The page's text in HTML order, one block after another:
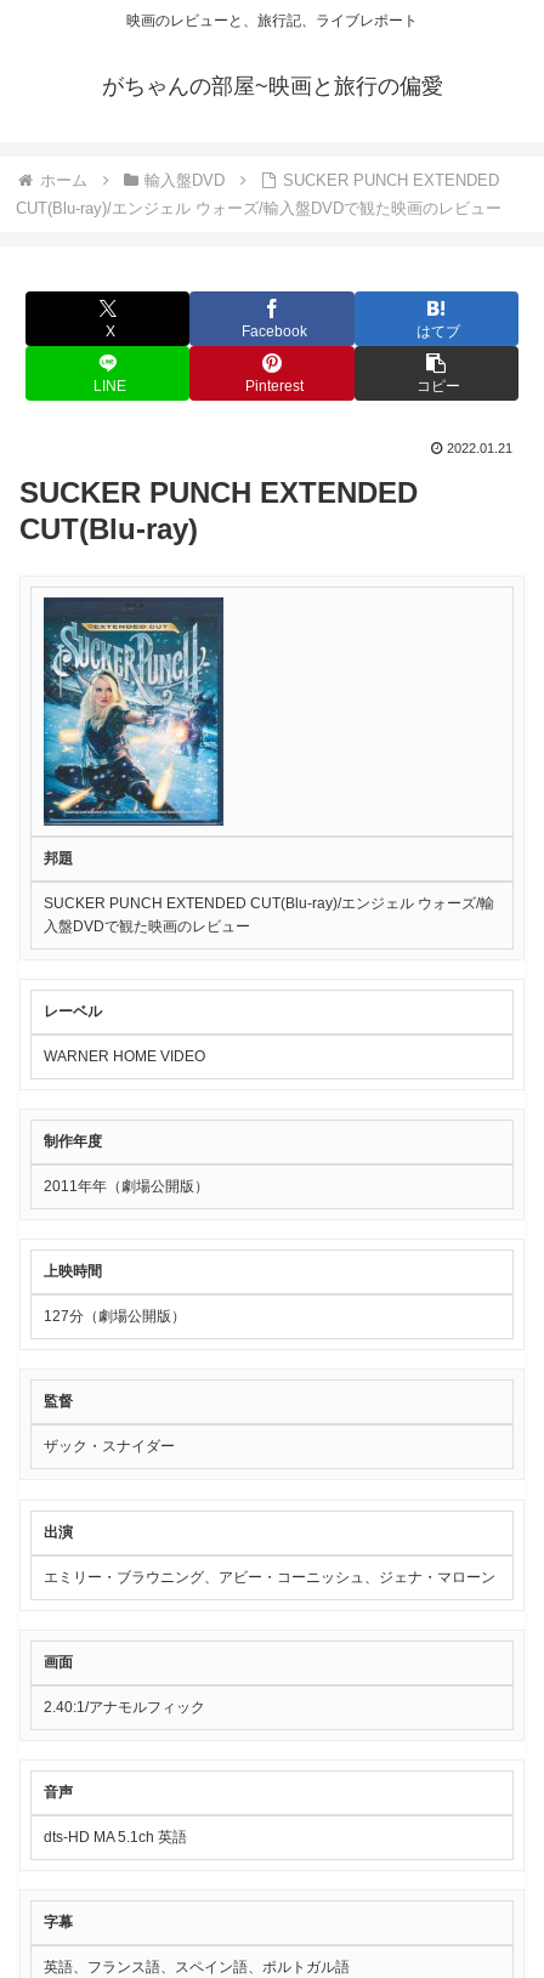
映画のレビューと、旅行記、ライブレポート
がちゃんの部屋~映画と旅行の偏愛
ホーム 輸入盤DVD
SUCKER PUNCH EXTENDED
CUT(Blu-ray)/エンジェル ウォーズ/輸入盤DVDで観た映画のレビュー
X Facebook はてブ
LINE Pinterest コピー
2022.01.21
SUCKER PUNCH EXTENDED
CUT(Blu-ray)
邦題
SUCKER PUNCH EXTENDED CUT(Blu-ray)/エンジェル ウォーズ/輸
入盤DVDで観た映画のレビュー
レーベル
WARNER HOME VIDEO
制作年度
2011年年（劇場公開版）
上映時間
127分（劇場公開版）
監督
ザック・スナイダー
出演
エミリー・ブラウニング、アビー・コーニッシュ、ジェナ・マローン
画面
2.40:1/アナモルフィック
音声
dts-HD MA 5.1ch 英語
字幕
英語、フランス語、スペイン語、ポルトガル語